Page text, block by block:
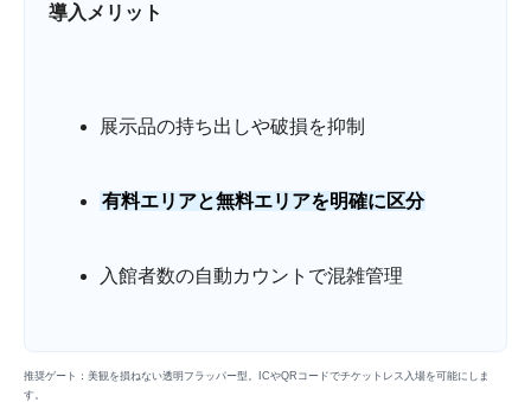
導入メリット
展示品の持ち出しや破損を抑制
有料エリアと無料エリアを明確に区分
入館者数の自動カウントで混雑管理
推奨ゲート：美観を損ねない透明フラッパー型。ICやQRコードでチケットレス入場を可能にしま
す。